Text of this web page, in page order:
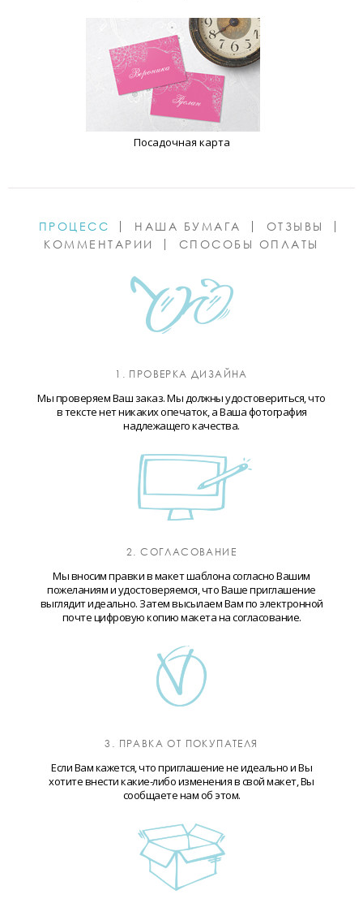
Посадочная карта
ПРОЦЕСС НАША БУМАГА
ОТЗЫВЫ
КОММЕНТАРИИ
СПОСОБЫ ОПЛАТЫ
1. ПРОВЕРКА ДИЗАЙНА
Мы проверяем Ваш заказ. Мы должны удостовериться, что
в тексте нет никаких опечаток, а Ваша фотография
надлежащего качества.
2. СОГЛАСОВАНИЕ
Мы вносим правки в макет шаблона согласно Вашим
пожеланиям и удостоверяемся, что Ваше приглашение
выглядит идеально. Затем высылаем Вам по электронной
почте цифровую копию макета на согласование.
3. ПРАВКА ОТ ПОКУПАТЕЛЯ
Если Вам кажется, что приглашение не идеально и Вы
хотите внести какие-либо изменения в свой макет, Вы
сообщаете нам об этом.